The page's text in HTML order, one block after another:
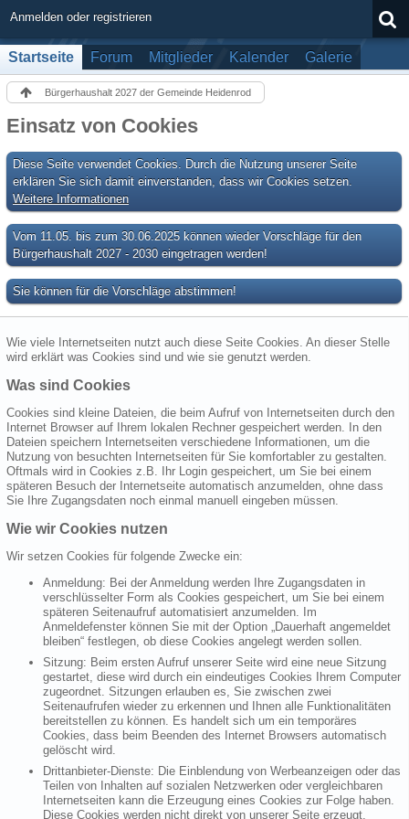
Anmelden oder registrieren
Startseite Forum Mitglieder Kalender Galerie
Bürgerhaushalt 2027 der Gemeinde Heidenrod
Einsatz von Cookies
Diese Seite verwendet Cookies. Durch die Nutzung unserer Seite
erklären Sie sich damit einverstanden, dass wir Cookies setzen.
Weitere Informationen
Vom 11.05. bis zum 30.06.2025 können wieder Vorschläge für den
Bürgerhaushalt 2027 - 2030 eingetragen werden!
Sie können für die Vorschläge abstimmen!
Wie viele Internetseiten nutzt auch diese Seite Cookies. An dieser Stelle
wird erklärt was Cookies sind und wie sie genutzt werden.
Was sind Cookies
Cookies sind kleine Dateien, die beim Aufruf von Internetseiten durch den
Internet Browser auf Ihrem lokalen Rechner gespeichert werden. In den
Dateien speichern Internetseiten verschiedene Informationen, um die
Nutzung von besuchten Internetseiten für Sie komfortabler zu gestalten.
Oftmals wird in Cookies z.B. Ihr Login gespeichert, um Sie bei einem
späteren Besuch der Internetseite automatisch anzumelden, ohne dass
Sie Ihre Zugangsdaten noch einmal manuell eingeben müssen.
Wie wir Cookies nutzen
Wir setzen Cookies für folgende Zwecke ein:
Anmeldung: Bei der Anmeldung werden Ihre Zugangsdaten in
verschlüsselter Form als Cookies gespeichert, um Sie bei einem
späteren Seitenaufruf automatisiert anzumelden. Im
Anmeldefenster können Sie mit der Option „Dauerhaft angemeldet
bleiben“ festlegen, ob diese Cookies angelegt werden sollen.
Sitzung: Beim ersten Aufruf unserer Seite wird eine neue Sitzung
gestartet, diese wird durch ein eindeutiges Cookies Ihrem Computer
zugeordnet. Sitzungen erlauben es, Sie zwischen zwei
Seitenaufrufen wieder zu erkennen und Ihnen alle Funktionalitäten
bereitstellen zu können. Es handelt sich um ein temporäres
Cookies, dass beim Beenden des Internet Browsers automatisch
gelöscht wird.
Drittanbieter-Dienste: Die Einblendung von Werbeanzeigen oder das
Teilen von Inhalten auf sozialen Netzwerken oder vergleichbaren
Internetseiten kann die Erzeugung eines Cookies zur Folge haben.
Diese Cookies werden nicht direkt von unserer Seite erzeugt,